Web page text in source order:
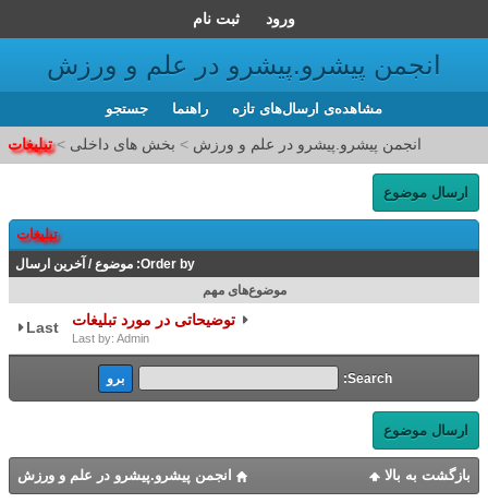
ورود ثبت نام
انجمن پیشرو.پیشرو در علم و ورزش
مشاهده‌ی ارسال‌های تازه‌ راهنما جستجو
انجمن پیشرو.پیشرو در علم و ورزش > بخش های داخلی >تبلیغات
ارسال موضوع
تبلیغات
Order by: موضوع / آخرین ارسال
موضوع‌های مهم
توضیحاتی در مورد تبلیغات
Last by: Admin
Last
Search:
ارسال موضوع
بازگشت به بالا انجمن پیشرو.پیشرو در علم و ورزش